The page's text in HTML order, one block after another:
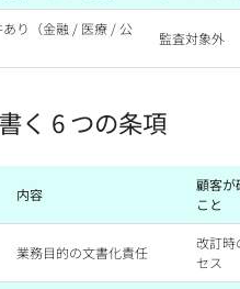
り（金融 / 医療 / 公
監査対象外
く 6 つの条項
内容
顧客が
こと
業務目的の文書化責任
改訂時
セス